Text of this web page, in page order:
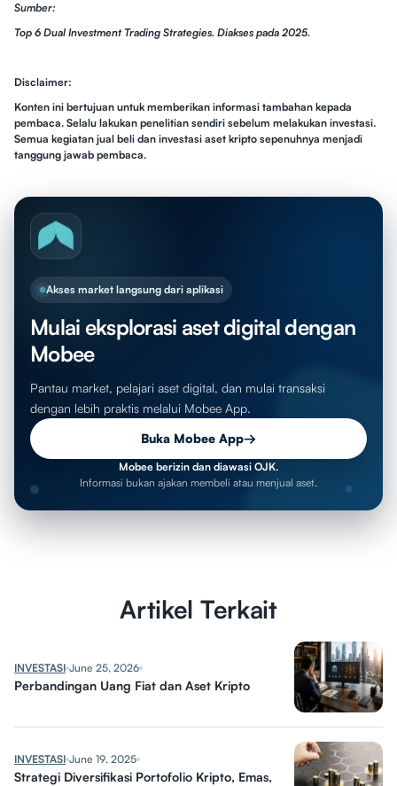
Sumber:
Top 6 Dual Investment Trading Strategies. Diakses pada 2025.
Disclaimer:
Konten ini bertujuan untuk memberikan informasi tambahan kepada
pembaca. Selalu lakukan penelitian sendiri sebelum melakukan investasi.
Semua kegiatan jual beli dan investasi aset kripto sepenuhnya menjadi
tanggung jawab pembaca.
Akses market langsung dari aplikasi
Mulai eksplorasi aset digital dengan
Mobee
Pantau market, pelajari aset digital, dan mulai transaksi
dengan lebih praktis melalui Mobee App.
Buka Mobee App→
Mobee berizin dan diawasi OJK.
Informasi bukan ajakan membeli atau menjual aset.
Artikel Terkait
INVESTASI June 25, 2026
Perbandingan Uang Fiat dan Aset Kripto
INVESTASI June 19, 2025
Strategi Diversifikasi Portofolio Kripto, Emas,